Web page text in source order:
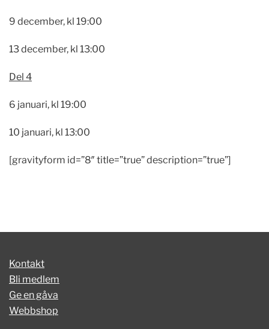
9 december, kl 19:00
13 december, kl 13:00
Del 4
6 januari, kl 19:00
10 januari, kl 13:00
[gravityform id=”8″ title=”true” description=”true”]
Kontakt
Bli medlem
Ge en gåva
Webbshop